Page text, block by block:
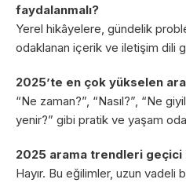
faydalanmalı?
Yerel hikâyelere, gündelik
odaklanan içerik ve iletişim dili
2025’te en çok yükselen
“Ne zaman?”, “Nasıl?”, “Ne
yenir?” gibi pratik ve yaşam
2025 arama trendleri geçici
Hayır. Bu eğilimler, uzun vadeli